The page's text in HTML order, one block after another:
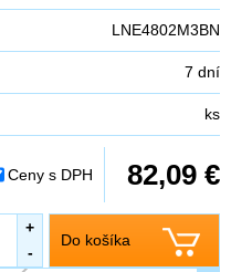
LNE4802M3BN
7 dní
ks
Ceny s DPH 82,09 €
Do košíka
-
+